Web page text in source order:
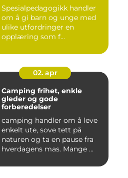
Spesialpedagogikk handler
om å gi barn og unge med
ulike utfordringer en
opplæring som f...
02. apr
Camping frihet, enkle
gleder og gode
forberedelser
camping handler om å leve
enkelt ute, sove tett på
naturen og ta en pause fra
hverdagens mas. Mange ...